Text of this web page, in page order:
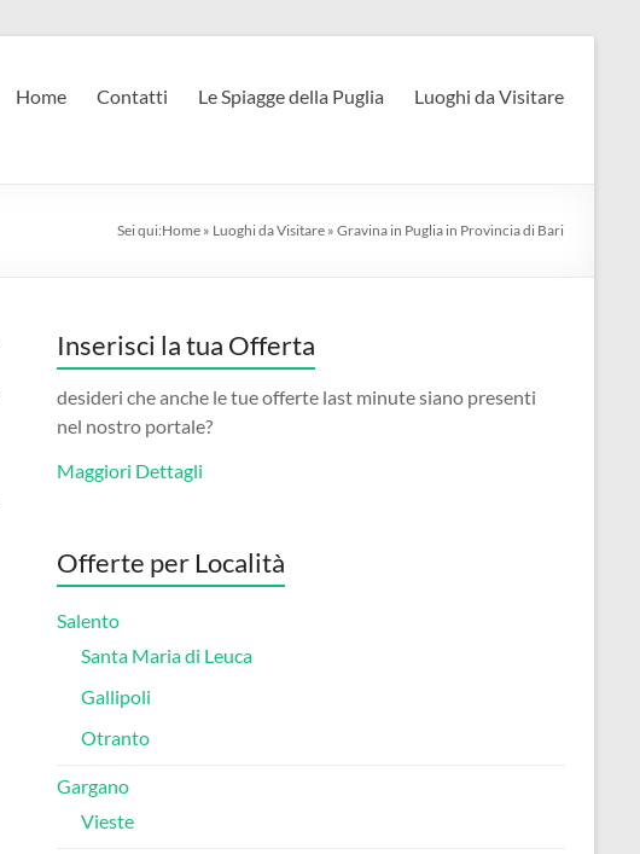
Home Contatti Le Spiagge della Puglia Luoghi da Visitare
Sei qui:Home » Luoghi da Visitare » Gravina in Puglia in Provincia di Bari
Inserisci la tua Offerta
desideri che anche le tue offerte last minute siano presenti
nel nostro portale?
Maggiori Dettagli
Offerte per Località
Salento
Santa Maria di Leuca
Gallipoli
Otranto
Gargano
Vieste